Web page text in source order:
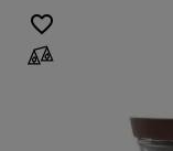
favorite_border